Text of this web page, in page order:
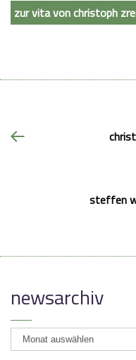
zur vita von christoph
steffen
newsarchiv
newsarchiv